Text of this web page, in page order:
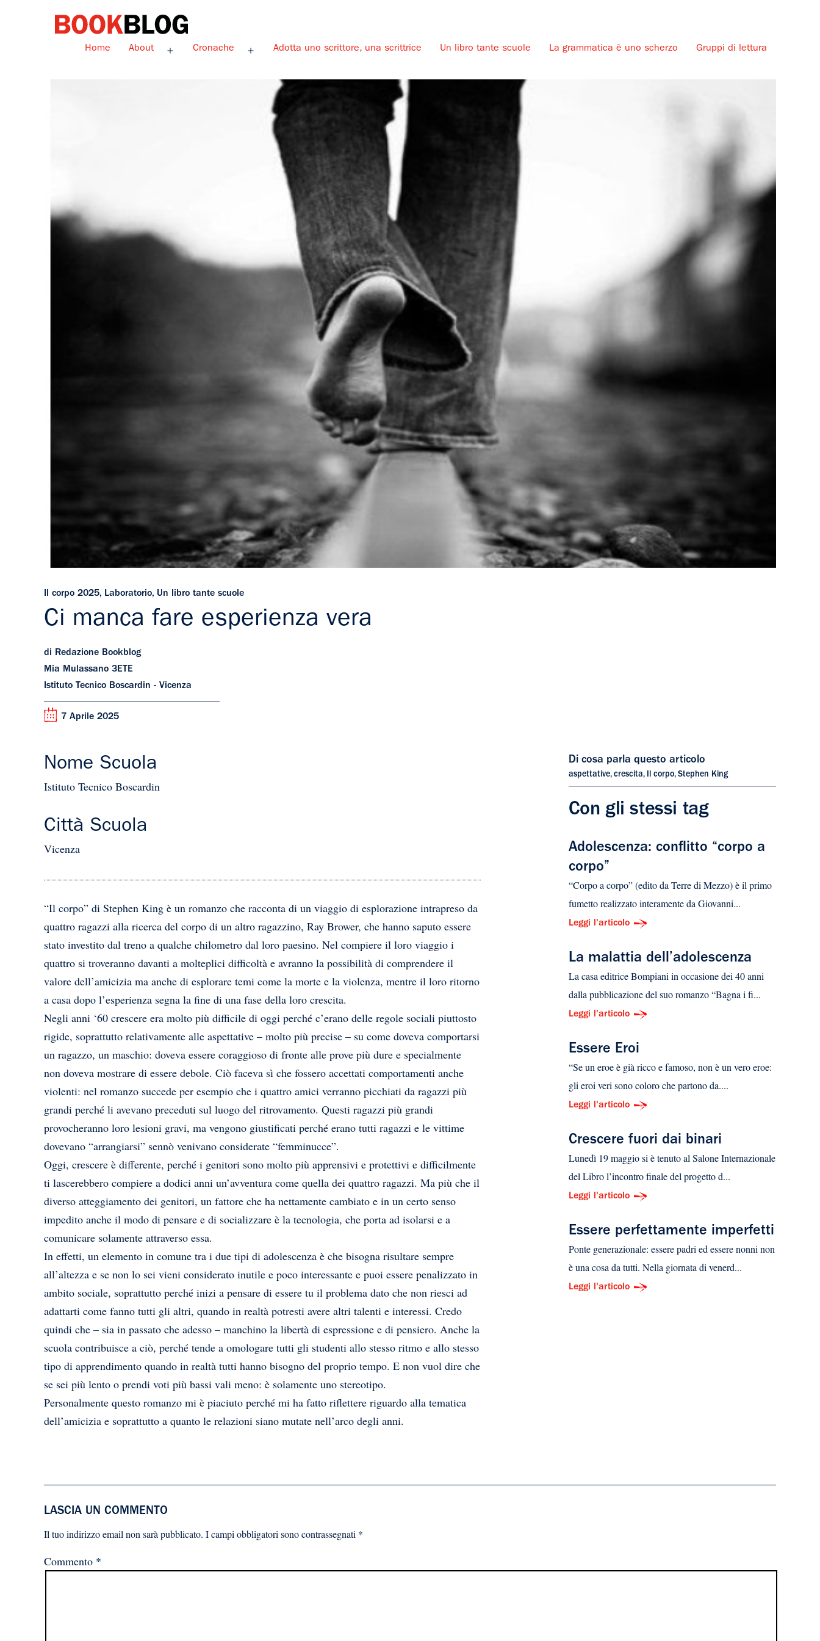
Home About
Apri
Cronache
Apri
Adotta uno scrittore, una scrittrice Un libro tante scuole La grammatica è uno scherzo Gruppi di lettura
Il corpo 2025, Laboratorio, Un libro tante scuole
Ci manca fare esperienza vera
di Redazione Bookblog
Mia Mulassano 3ETE
Istituto Tecnico Boscardin - Vicenza
7 Aprile 2025
Nome Scuola
Istituto Tecnico Boscardin
Città Scuola
Vicenza
“Il corpo” di Stephen King è un romanzo che racconta di un viaggio di esplorazione intrapreso da
quattro ragazzi alla ricerca del corpo di un altro ragazzino, Ray Brower, che hanno saputo essere
stato investito dal treno a qualche chilometro dal loro paesino. Nel compiere il loro viaggio i
quattro si troveranno davanti a molteplici difficoltà e avranno la possibilità di comprendere il
valore dell’amicizia ma anche di esplorare temi come la morte e la violenza, mentre il loro ritorno
a casa dopo l’esperienza segna la fine di una fase della loro crescita.
Negli anni ‘60 crescere era molto più difficile di oggi perché c’erano delle regole sociali piuttosto
rigide, soprattutto relativamente alle aspettative – molto più precise – su come doveva comportarsi
un ragazzo, un maschio: doveva essere coraggioso di fronte alle prove più dure e specialmente
non doveva mostrare di essere debole. Ciò faceva sì che fossero accettati comportamenti anche
violenti: nel romanzo succede per esempio che i quattro amici verranno picchiati da ragazzi più
grandi perché li avevano preceduti sul luogo del ritrovamento. Questi ragazzi più grandi
provocheranno loro lesioni gravi, ma vengono giustificati perché erano tutti ragazzi e le vittime
dovevano “arrangiarsi” sennò venivano considerate “femminucce”.
Oggi, crescere è differente, perché i genitori sono molto più apprensivi e protettivi e difficilmente
ti lascerebbero compiere a dodici anni un’avventura come quella dei quattro ragazzi. Ma più che il
diverso atteggiamento dei genitori, un fattore che ha nettamente cambiato e in un certo senso
impedito anche il modo di pensare e di socializzare è la tecnologia, che porta ad isolarsi e a
comunicare solamente attraverso essa.
In effetti, un elemento in comune tra i due tipi di adolescenza è che bisogna risultare sempre
all’altezza e se non lo sei vieni considerato inutile e poco interessante e puoi essere penalizzato in
ambito sociale, soprattutto perché inizi a pensare di essere tu il problema dato che non riesci ad
adattarti come fanno tutti gli altri, quando in realtà potresti avere altri talenti e interessi. Credo
quindi che – sia in passato che adesso – manchino la libertà di espressione e di pensiero. Anche la
scuola contribuisce a ciò, perché tende a omologare tutti gli studenti allo stesso ritmo e allo stesso
tipo di apprendimento quando in realtà tutti hanno bisogno del proprio tempo. E non vuol dire che
se sei più lento o prendi voti più bassi vali meno: è solamente uno stereotipo.
Personalmente questo romanzo mi è piaciuto perché mi ha fatto riflettere riguardo alla tematica
dell’amicizia e soprattutto a quanto le relazioni siano mutate nell’arco degli anni.
Di cosa parla questo articolo
aspettative, crescita, Il corpo, Stephen King
Con gli stessi tag
Adolescenza: conflitto “corpo a
corpo”
“Corpo a corpo” (edito da Terre di Mezzo) è il primo
fumetto realizzato interamente da Giovanni...
Leggi l'articolo
La malattia dell’adolescenza
La casa editrice Bompiani in occasione dei 40 anni
dalla pubblicazione del suo romanzo “Bagna i fi...
Leggi l'articolo
Essere Eroi
“Se un eroe è già ricco e famoso, non è un vero eroe:
gli eroi veri sono coloro che partono da....
Leggi l'articolo
Crescere fuori dai binari
Lunedì 19 maggio si è tenuto al Salone Internazionale
del Libro l’incontro finale del progetto d...
Leggi l'articolo
Essere perfettamente imperfetti
Ponte generazionale: essere padri ed essere nonni non
è una cosa da tutti. Nella giornata di venerd...
Leggi l'articolo
LASCIA UN COMMENTO
Il tuo indirizzo email non sarà pubblicato. I campi obbligatori sono contrassegnati *
Commento *